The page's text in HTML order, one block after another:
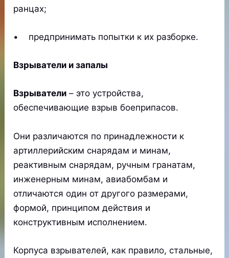
ранцах;
• предпринимать попытки к их разборке.
Взрыватели и запалы
Взрыватели – это устройства,
обеспечивающие взрыв боеприпасов.
Они различаются по принадлежности к
артиллерийским снарядам и минам,
реактивным снарядам, ручным гранатам,
инженерным минам, авиабомбам и
отличаются один от другого размерами,
формой, принципом действия и
конструктивным исполнением.
Корпуса взрывателей, как правило, стальные,